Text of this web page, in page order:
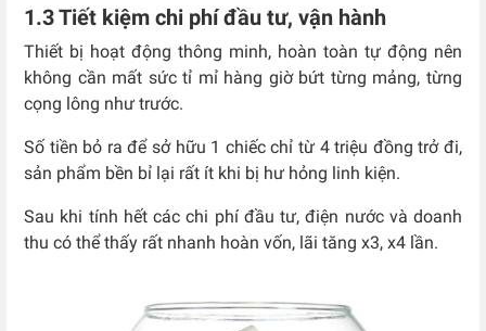
1.3 Tiết kiệm chi phí đầu tư, vận hành
Thiết bị hoạt động thông minh, hoàn toàn tự động nên
không cần mất sức tỉ mỉ hàng giờ bứt từng mảng, từng
cọng lông như trước.
Số tiền bỏ ra để sở hữu 1 chiếc chỉ từ 4 triệu đồng trở đi,
sản phẩm bền bỉ lại rất ít khi bị hư hỏng linh kiện.
Sau khi tính hết các chi phí đầu tư, điện nước và doanh
thu có thể thấy rất nhanh hoàn vốn, lãi tăng x3, x4 lần.